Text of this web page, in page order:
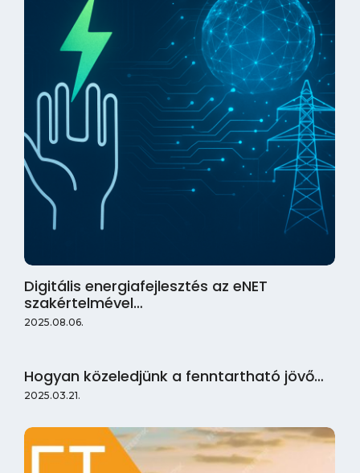
Digitális energiafejlesztés az eNET
szakértelmével…
2025.08.06.
Hogyan közeledjünk a fenntartható jövő…
2025.03.21.